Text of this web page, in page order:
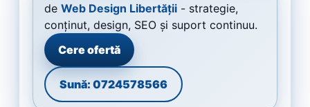
de Web Design Libertății - strategie,
conținut, design, SEO și suport continuu.
Cere ofertă
Sună: 0724578566